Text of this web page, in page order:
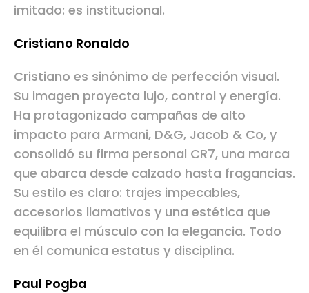
imitado: es institucional.
Cristiano Ronaldo
Cristiano es sinónimo de perfección visual.
Su imagen proyecta lujo, control y energía.
Ha protagonizado campañas de alto
impacto para Armani, D&G, Jacob & Co, y
consolidó su firma personal CR7, una marca
que abarca desde calzado hasta fragancias.
Su estilo es claro: trajes impecables,
accesorios llamativos y una estética que
equilibra el músculo con la elegancia. Todo
en él comunica estatus y disciplina.
Paul Pogba